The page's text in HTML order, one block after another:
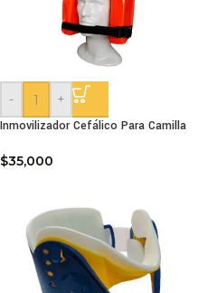
-
+
Inmovilizador Cefálico Para Camilla
$35,000